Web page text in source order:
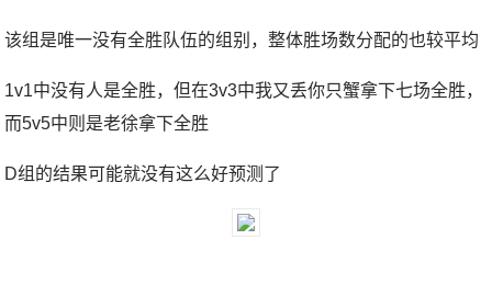
该组是唯一没有全胜队伍的组别，整体胜场数分配的也较平均
1v1中没有人是全胜，但在3v3中我又丢你只蟹拿下七场全胜，
而5v5中则是老徐拿下全胜
D组的结果可能就没有这么好预测了